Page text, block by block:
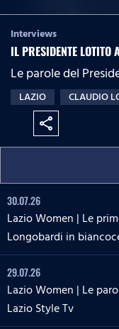
Interviews
IL PRESIDENTE LOTITO
Le parole del
LAZIO CLAUDIO
share
30.07.26
Lazio Women | Le
Longobardi in
29.07.26
Lazio Women | Le
Lazio Style Tv